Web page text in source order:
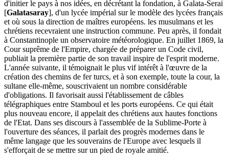
d'initier le pays à nos idées, en décrétant la fondation, à Galata-Serai
[Galatasaray], d'un lycée impérial sur le modèle des lycées français
et où sous la direction de maîtres européens. les musulmans et les
chrétiens recevraient une instruction commune. Peu après, il fondait
à Constantinople un observatoire météorologique. En juillet 1869, la
Cour suprême de l'Empire, chargée de préparer un Code civil,
publiait la première partie de son travail inspire de l'esprit moderne.
L'année suivante, il témoignait le plus vif intérêt à l'œuvre de la
création des chemins de fer turcs, et à son exemple, toute la cour, la
sultane elle-même, souscrivaient un nombre considérable
d'obligations. Il favorisait aussi l'établissement de câbles
télégraphiques entre Stamboul et les ports européens. Ce qui était
plus nouveau encore, il appelait des chrétiens aux hautes fonctions
de l'Etat. Dans ses discours à l'assemblée de la Sublime-Porte à
l'ouverture des séances, il parlait des progrès modernes dans le
même langage que les souverains de l'Europe avec lesquels il
s'efforçait de se mettre sur un pied de royale amitié.